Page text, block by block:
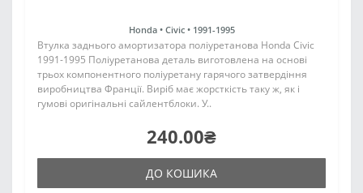
Honda • Civic • 1991-1995
Втулка заднього амортизатора поліуретанова Honda Civic
1991-1995 Поліуретанова деталь виготовлена на основі
трьох компонентного поліуретану гарячого затвердіння
виробництва Франції. Виріб має жорсткість таку ж, як і
гумові оригінальні сайлентблоки. У..
240.00₴
ДО КОШИКА